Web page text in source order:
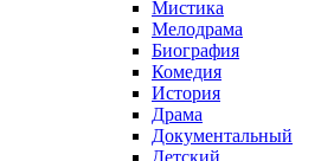
Мистика
Мелодрама
Биография
Комедия
История
Драма
Документальный
Детский